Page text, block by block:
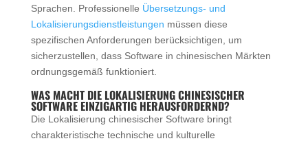
Sprachen. Professionelle Übersetzungs- und
Lokalisierungsdienstleistungen müssen diese
spezifischen Anforderungen berücksichtigen, um
sicherzustellen, dass Software in chinesischen Märkten
ordnungsgemäß funktioniert.
WAS MACHT DIE LOKALISIERUNG CHINESISCHER
SOFTWARE EINZIGARTIG HERAUSFORDERND?
Die Lokalisierung chinesischer Software bringt
charakteristische technische und kulturelle